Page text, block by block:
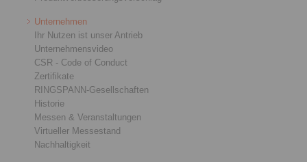
Unternehmen
Ihr Nutzen ist unser Antrieb
Unternehmensvideo
CSR - Code of Conduct
Zertifikate
RINGSPANN-Gesellschaften
Historie
Messen & Veranstaltungen
Virtueller Messestand
Nachhaltigkeit